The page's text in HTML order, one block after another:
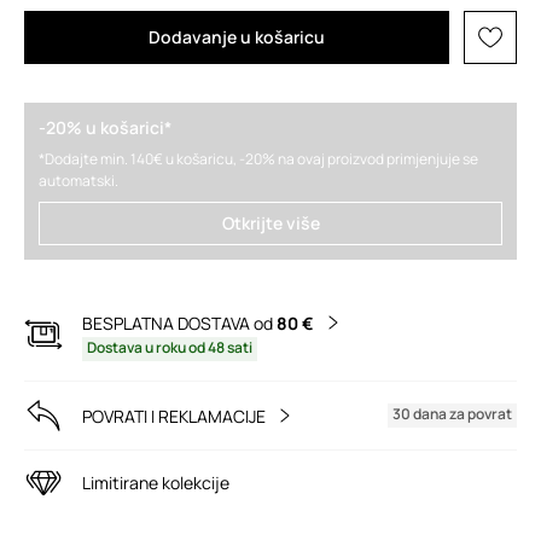
Dodavanje u košaricu
-20% u košarici*
*Dodajte min. 140€ u košaricu, -20% na ovaj proizvod primjenjuje se
automatski.
Otkrijte više
BESPLATNA DOSTAVA od80 €
Dostava u roku od 48 sati
POVRATI I REKLAMACIJE 30 dana za povrat
Limitirane kolekcije